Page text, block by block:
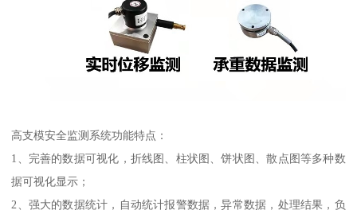
高支模安全监测系统功能特点：
1、完善的数据可视化，折线图、柱状图、饼状图、散点图等多种数
据可视化显示；
2、强大的数据统计，自动统计报警数据，异常数据，处理结果，负